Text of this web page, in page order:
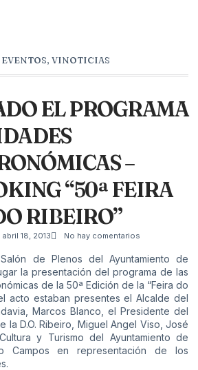
EVENTOS, VINOTICIAS
EL PROGRAMA
–
“50ª FEIRA
RIBEIRO”
abril 18, 2013
No hay comentarios
de Plenos del Ayuntamiento de
la presentación del programa de las
de la 50ª Edición de la “Feira do
acto estaban presentes el Alcalde del
Marcos Blanco, el Presidente del
la D.O. Ribeiro, Miguel Angel Viso, José
y Turismo del Ayuntamiento de
Campos en representación de los